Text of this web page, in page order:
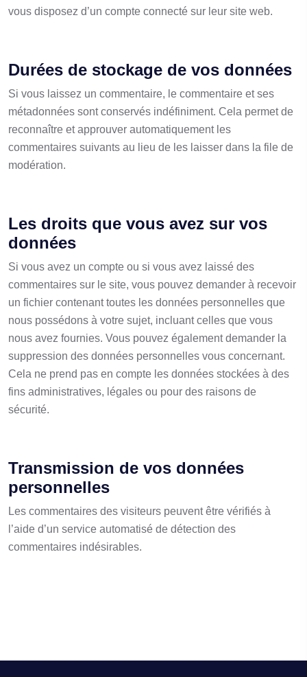
vous disposez d’un compte connecté sur leur site web.
Durées de stockage de vos données
Si vous laissez un commentaire, le commentaire et ses
métadonnées sont conservés indéfiniment. Cela permet de
reconnaître et approuver automatiquement les
commentaires suivants au lieu de les laisser dans la file de
modération.
Les droits que vous avez sur vos
données
Si vous avez un compte ou si vous avez laissé des
commentaires sur le site, vous pouvez demander à recevoir
un fichier contenant toutes les données personnelles que
nous possédons à votre sujet, incluant celles que vous
nous avez fournies. Vous pouvez également demander la
suppression des données personnelles vous concernant.
Cela ne prend pas en compte les données stockées à des
fins administratives, légales ou pour des raisons de
sécurité.
Transmission de vos données
personnelles
Les commentaires des visiteurs peuvent être vérifiés à
l’aide d’un service automatisé de détection des
commentaires indésirables.